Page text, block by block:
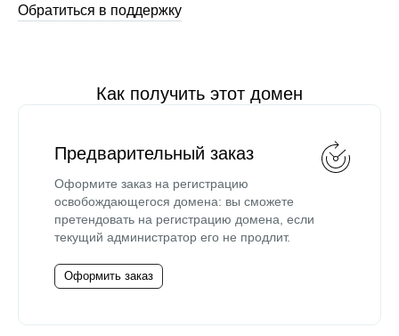
Обратиться в поддержку
Как получить этот домен
Предварительный заказ
Оформите заказ на регистрацию
освобождающегося домена: вы сможете
претендовать на регистрацию домена, если
текущий администратор его не продлит.
Оформить заказ